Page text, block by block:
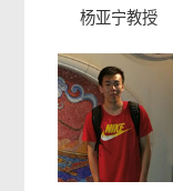
杨亚宁教授